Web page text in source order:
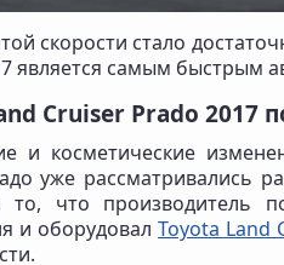
скорости стало
является самым быстрым
Cruiser Prado 2017
и косметические
уже рассматривались
то, что производитель
и оборудовал Toyota Land